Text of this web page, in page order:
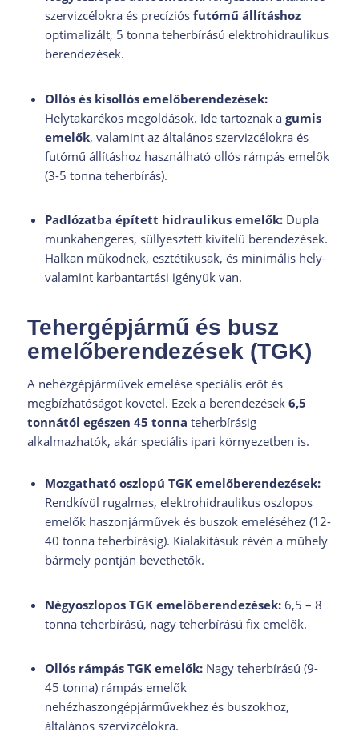
szervizcélokra és precíziós futómű állításhoz
optimalizált, 5 tonna teherbírású elektrohidraulikus
berendezések.
Ollós és kisollós emelőberendezések:
Helytakarékos megoldások. Ide tartoznak a gumis
emelők, valamint az általános szervizcélokra és
futómű állításhoz használható ollós rámpás emelők
(3-5 tonna teherbírás).
Padlózatba épített hidraulikus emelők:Dupla
munkahengeres, süllyesztett kivitelű berendezések.
Halkan működnek, esztétikusak, és minimális hely-
valamint karbantartási igényük van.
Tehergépjármű és busz
emelőberendezések (TGK)
A nehézgépjárművek emelése speciális erőt és
megbízhatóságot követel. Ezek a berendezések 6,5
tonnától egészen 45 tonna teherbírásig
alkalmazhatók, akár speciális ipari környezetben is.
Mozgatható oszlopú TGK emelőberendezések:
Rendkívül rugalmas, elektrohidraulikus oszlopos
emelők haszonjárművek és buszok emeléséhez (12-
40 tonna teherbírásig). Kialakításuk révén a műhely
bármely pontján bevethetők.
Négyoszlopos TGK emelőberendezések:6,5 – 8
tonna teherbírású, nagy teherbírású fix emelők.
Ollós rámpás TGK emelők:Nagy teherbírású (9-
45 tonna) rámpás emelők
nehézhaszongépjárművekhez és buszokhoz,
általános szervizcélokra.